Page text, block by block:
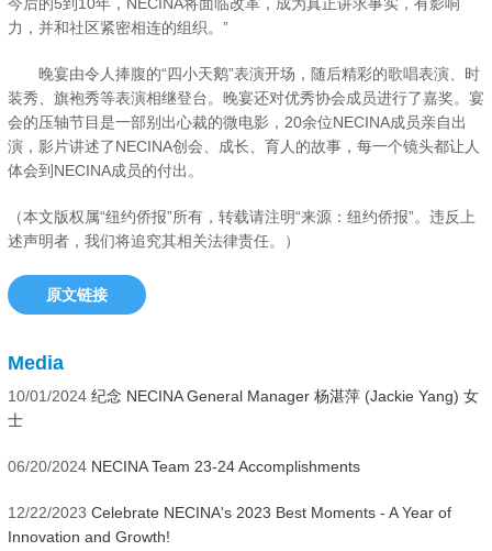
今后的5到10年，NECINA将面临改革，成为真正讲求事实，有影响
力，并和社区紧密相连的组织。”
晚宴由令人捧腹的“四小天鹅”表演开场，随后精彩的歌唱表演、时
装秀、旗袍秀等表演相继登台。晚宴还对优秀协会成员进行了嘉奖。宴
会的压轴节目是一部别出心裁的微电影，20余位NECINA成员亲自出
演，影片讲述了NECINA创会、成长、育人的故事，每一个镜头都让人
体会到NECINA成员的付出。
（本文版权属“纽约侨报”所有，转载请注明“来源：纽约侨报”。违反上
述声明者，我们将追究其相关法律责任。）
原文链接
Media
10/01/2024 纪念 NECINA General Manager 杨湛萍 (Jackie Yang) 女
士
06/20/2024 NECINA Team 23-24 Accomplishments
12/22/2023 Celebrate NECINA's 2023 Best Moments - A Year of
Innovation and Growth!